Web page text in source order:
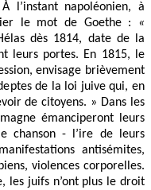
l’instant napoléonien, à
le mot de Goethe : «
dès 1814, date de la
leurs portes. En 1815, le
envisage brièvement
de la loi juive qui, en
de citoyens. » Dans les
émanciperont leurs
chanson - l’ire de leurs
antisémites,
violences corporelles.
les juifs n’ont plus le droit